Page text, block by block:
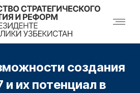
создания
и их потенциал в